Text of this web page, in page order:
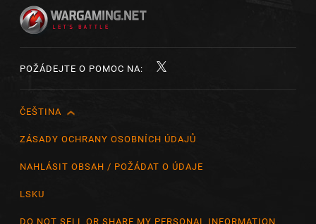
POŽÁDEJTE O POMOC NA:
English
Čeština
ČEŠTINA
ZÁSADY OCHRANY OSOBNÍCH ÚDAJŮ
NAHLÁSIT OBSAH / POŽÁDAT O ÚDAJE
LSKU
DO NOT SELL OR SHARE MY PERSONAL INFORMATION